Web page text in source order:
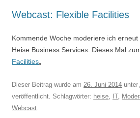
Webcast: Flexible Facilities
Kommende Woche moderiere ich
Heise Business Services. Dieses Mal zum
Facilities
Dieser Beitrag wurde am 26. Juni 2014 unter
veröffentlicht. Schlagwörter: heise, IT,
Webcast.